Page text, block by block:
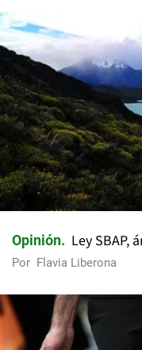
Opinión Ley SBAP,
Por Flavia Liberona